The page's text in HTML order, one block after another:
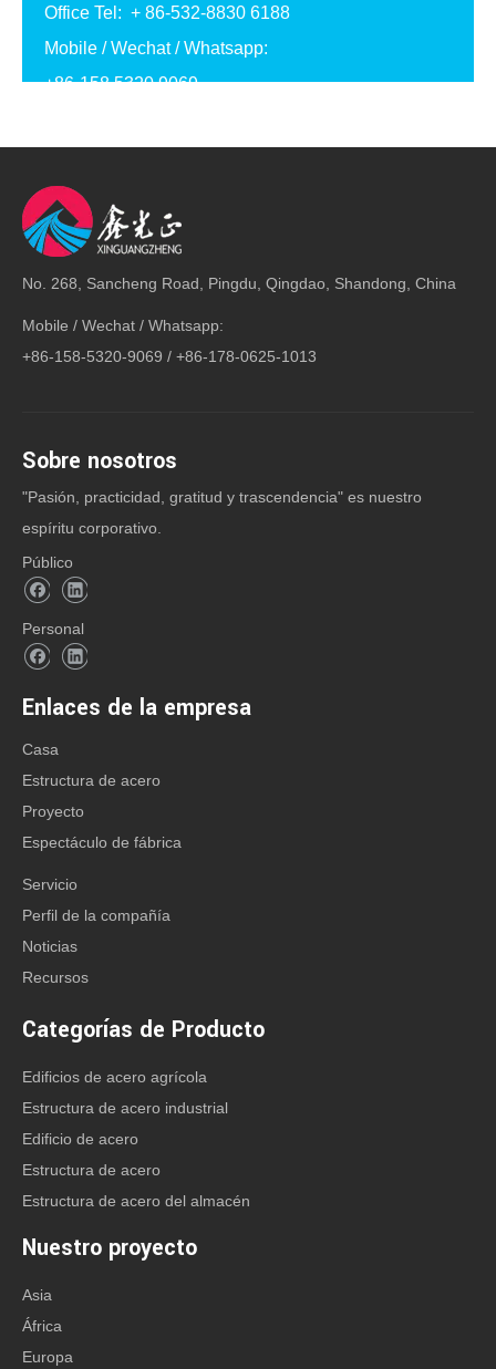
Office Tel: + 86-532-8830 6188
Mobile / Wechat / Whatsapp:
+86-158 5320 9069
trodasteel@qdxgz.cn
Skype: qd_anna
Dirección: No. 268, Sancheng Road, Pingdu,
Qingdao, Shandong, China
No. 268, Sancheng Road, Pingdu, Qingdao, Shandong, China
Mobile / Wechat / Whatsapp:
+86-158-5320-9069 / +86-178-0625-1013
Sobre nosotros
"Pasión, practicidad, gratitud y trascendencia" es nuestro
espíritu corporativo.
Público
Personal
Enlaces de la empresa
Casa
Estructura de acero
Proyecto
Espectáculo de fábrica
Servicio
Perfil de la compañía
Noticias
Recursos
Categorías de Producto
Edificios de acero agrícola
Estructura de acero industrial
Edificio de acero
Estructura de acero
Estructura de acero del almacén
Nuestro proyecto
Asia
África
Europa